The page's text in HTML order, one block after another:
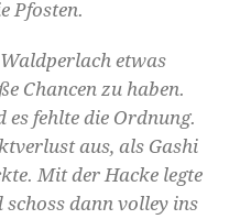
Pfosten.
etwas
Chancen zu haben.
es fehlte die Ordnung.
aus, als Gashi
Mit der Hacke legte
dann volley ins